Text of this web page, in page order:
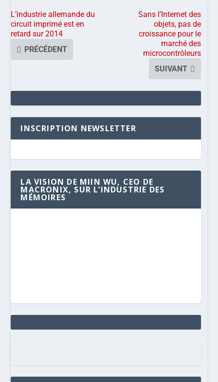
L’industrie allemande du
circuit imprimé est en
retard sur 2014
PRÉCÉDENT
Sans l’Internet des
objets, pas de
croissance pour le
marché des
microcontrôleurs
SUIVANT
INSCRIPTION NEWSLETTER
LA VISION DE MIIN WU, CEO DE
MACRONIX, SUR L’INDUSTRIE DES
MÉMOIRES